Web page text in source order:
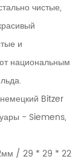
чистые,
и
национальным
Bitzer
- Siemens,
/ 29 * 29 * 22